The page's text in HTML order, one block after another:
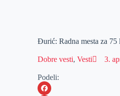
Đurić: Radna mesta za
Dobre vesti,Vesti 3.
Podeli: